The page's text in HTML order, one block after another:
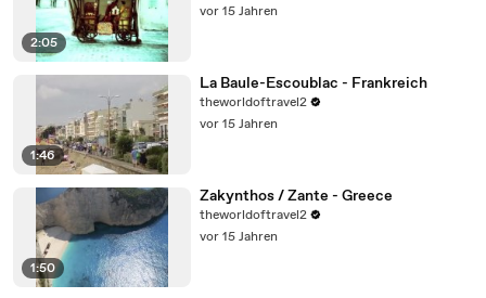
2:05
vor 15 Jahren
1:46
La Baule-Escoublac - Frankreich
theworldoftravel2
vor 15 Jahren
1:50
Zakynthos / Zante - Greece
theworldoftravel2
vor 15 Jahren